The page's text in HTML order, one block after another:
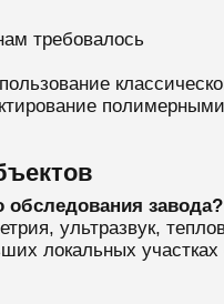
требовалось
обследования завода?
ультразвук,
локальных